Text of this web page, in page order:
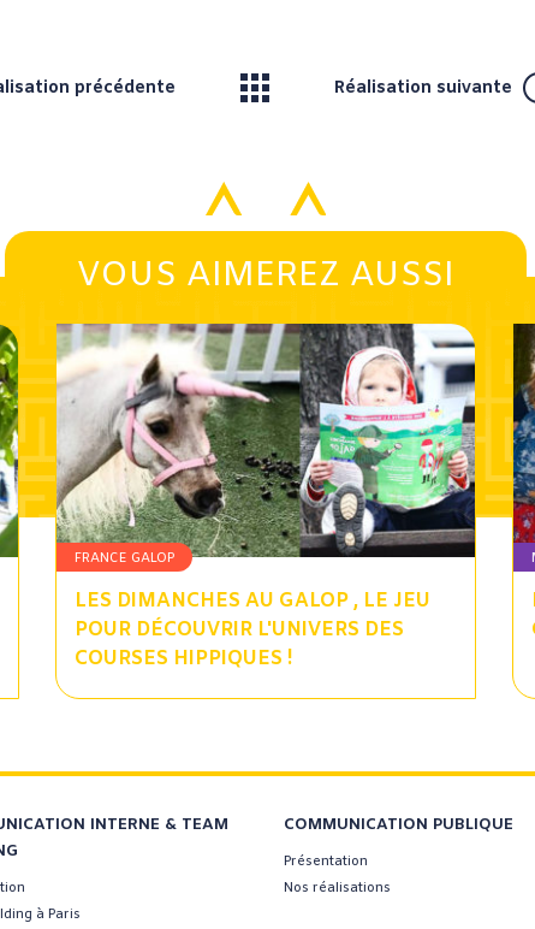
précédente Réalisation suivante
VOUS AIMEREZ AUSSI
FRANCE GALOP
LES DIMANCHES AU GALOP , LE JEU
POUR DÉCOUVRIR L'UNIVERS DES
COURSES HIPPIQUES !
INTERNE & TEAM
à Paris
COMMUNICATION PUBLIQUE
Présentation
Nos réalisations